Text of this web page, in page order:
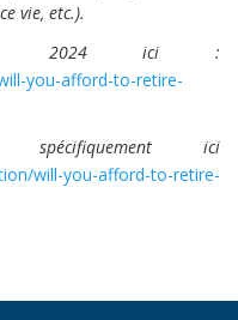
vie, etc.).
2024 ici :
you-afford-to-retire-
ici
will-you-afford-to-retire-